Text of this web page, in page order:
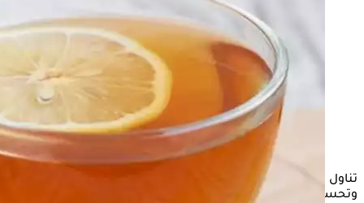
تناول الليمون مع العسل قد يساعد في تعزيز صحة الجسم ودعم
وتحسين الجهاز الهضمي، وتنشيط التمثيل الغذائي، وتنظيف